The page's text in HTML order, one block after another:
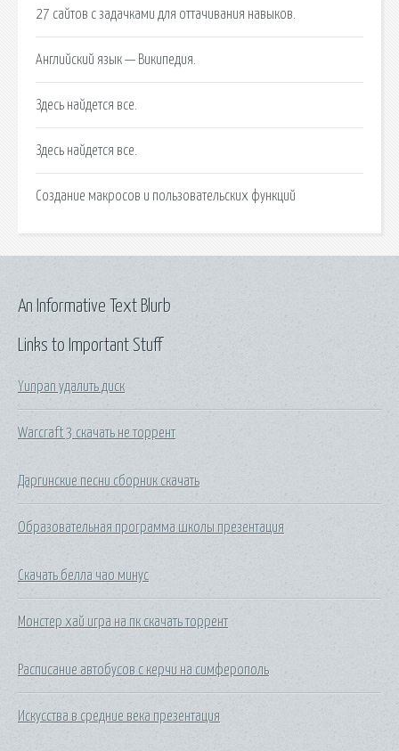
27 сайтов с задачками для оттачивания навыков.
Английский язык — Википедия.
Здесь найдется все.
Здесь найдется все.
Создание макросов и пользовательских функций
Links to Important Stuff
Yunpan удалить диск
Warcraft 3 скачать не торрент
Даргинские песни сборник скачать
Образовательная программа школы презентация
Скачать белла чао минус
Монстер хай игра на пк скачать торрент
Расписание автобусов с керчи на симферополь
Искусства в средние века презентация
An Informative Text Blurb